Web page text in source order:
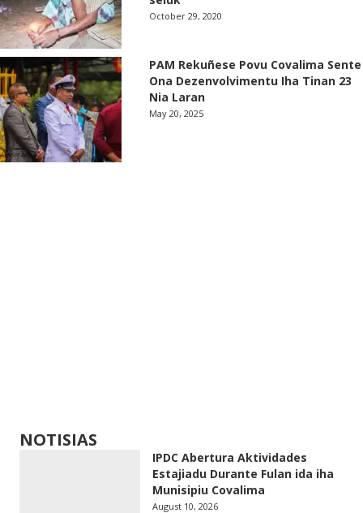
October 29, 2020
PAM Rekuñese Povu Covalima Sente
Ona Dezenvolvimentu Iha Tinan 23
Nia Laran
May 20, 2025
NOTISIAS
IPDC Abertura Aktividades
Estajiadu Durante Fulan ida iha
Munisipiu Covalima
August 10, 2026